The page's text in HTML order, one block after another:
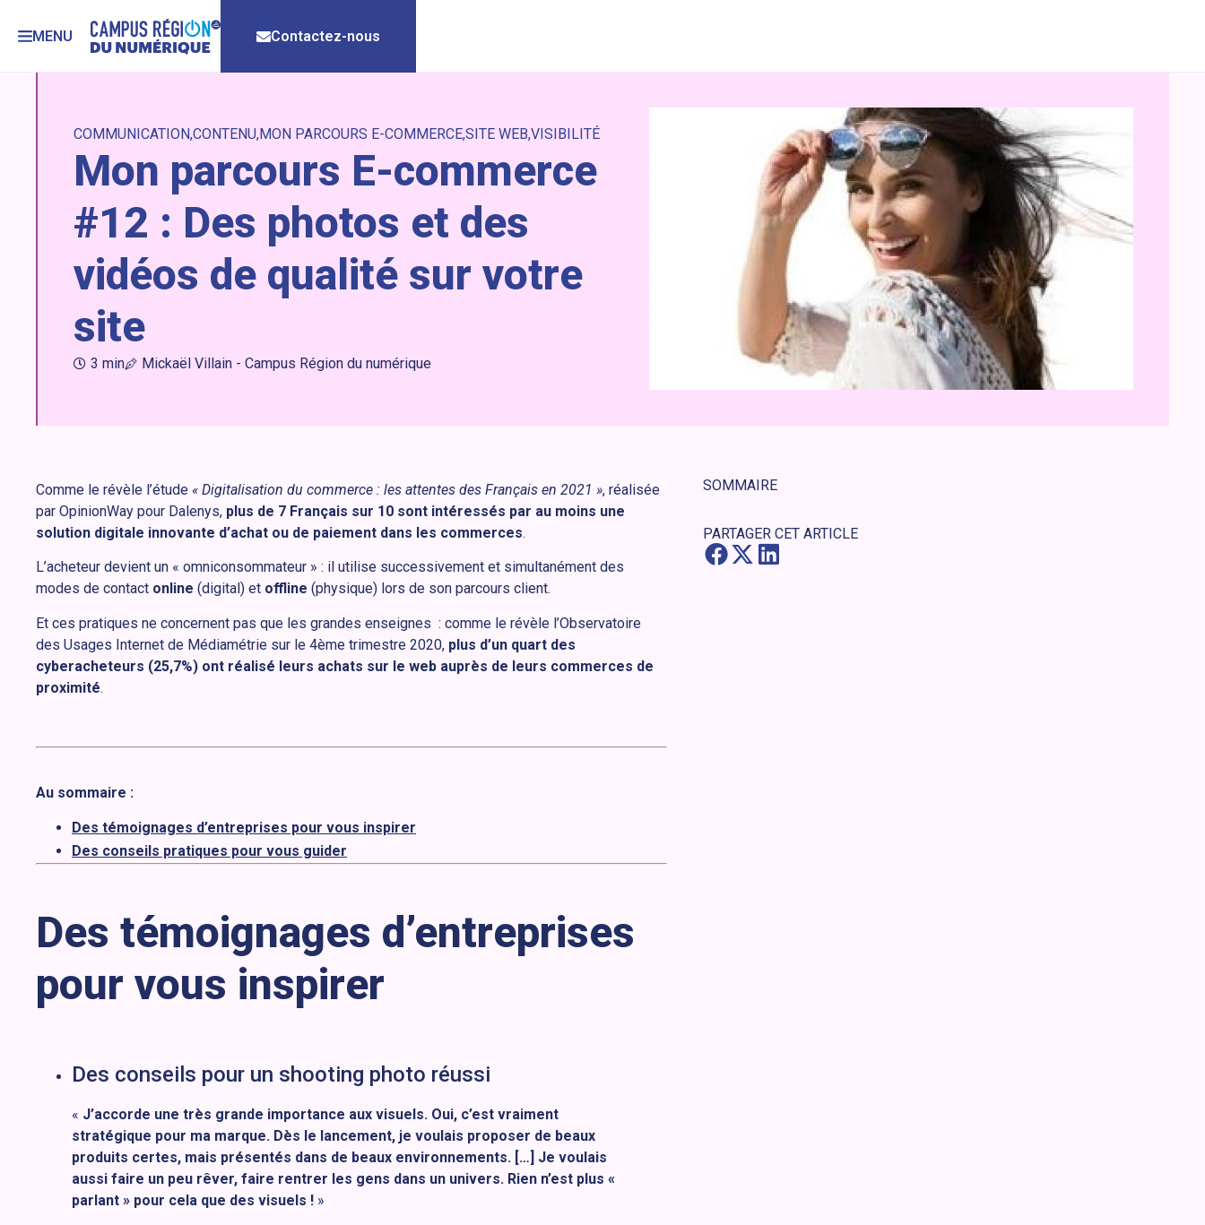
MENU Contactez-nous
COMMUNICATIONCONTENU MON PARCOURS E-COMMERCESITE WEB VISIBILITÉ
Mon parcours E-commerce
#12 : Des photos et des
vidéos de qualité sur votre
site
3 min Mickaël Villain - Campus Région du numérique
Comme le révèle l’étude « Digitalisation du commerce : les attentes des Français en 2021 », réalisée
par OpinionWay pour Dalenys, plus de 7 Français sur 10 sont intéressés par au moins une
solution digitale innovante d’achat ou de paiement dans les commerces.
L’acheteur devient un « omniconsommateur » : il utilise successivement et simultanément des
modes de contact online (digital) et offline (physique) lors de son parcours client.
Et ces pratiques ne concernent pas que les grandes enseignes : comme le révèle l’Observatoire
des Usages Internet de Médiamétrie sur le 4ème trimestre 2020, plus d’un quart des
cyberacheteurs (25,7%) ont réalisé leurs achats sur le web auprès de leurs commerces de
proximité.
Au sommaire :
Des témoignages d’entreprises pour vous inspirer
Des conseils pratiques pour vous guider
Des témoignages d’entreprises
pour vous inspirer
Des conseils pour un shooting photo réussi
« J’accorde une très grande importance aux visuels. Oui, c’est vraiment
stratégique pour ma marque. Dès le lancement, je voulais proposer de beaux
produits certes, mais présentés dans de beaux environnements. […] Je voulais
aussi faire un peu rêver, faire rentrer les gens dans un univers. Rien n’est plus «
parlant » pour cela que des visuels ! »
SOMMAIRE
PARTAGER CET ARTICLE